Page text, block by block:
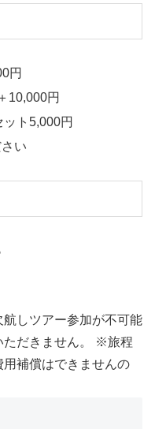
円
10,000円
ト5,000円
い
しツアー参加が不可能
だきません。
※旅程
補償はできませんの